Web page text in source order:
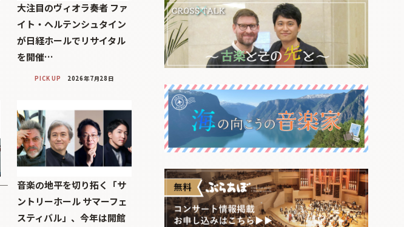
大注目のヴィオラ奏者 ファ
イト・ヘルテンシュタイン
が日経ホールでリサイタル
を開催…
PICK UP 2026年7月28日
音楽の地平を切り拓く「サ
ントリーホール サマーフェ
スティバル」、今年は開館